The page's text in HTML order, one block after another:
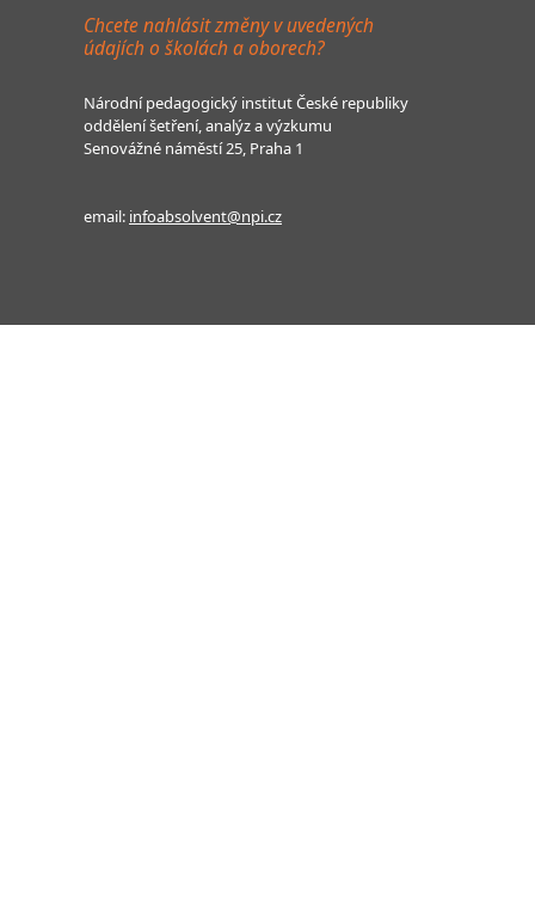
Chcete nahlásit změny v uvedených
údajích o školách a oborech?
Národní pedagogický institut České republiky
oddělení šetření, analýz a výzkumu
Senovážné náměstí 25, Praha 1
email: infoabsolvent@npi.cz